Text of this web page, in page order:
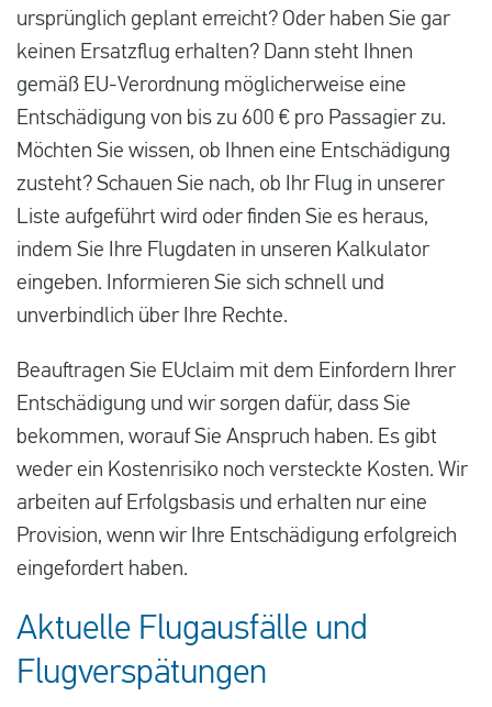
ursprünglich geplant erreicht? Oder haben Sie gar
keinen Ersatzflug erhalten? Dann steht Ihnen
gemäß EU-Verordnung möglicherweise eine
Entschädigung von bis zu 600 € pro Passagier zu.
Möchten Sie wissen, ob Ihnen eine Entschädigung
zusteht? Schauen Sie nach, ob Ihr Flug in unserer
Liste aufgeführt wird oder finden Sie es heraus,
indem Sie Ihre Flugdaten in unseren Kalkulator
eingeben. Informieren Sie sich schnell und
unverbindlich über Ihre Rechte.
Beauftragen Sie EUclaim mit dem Einfordern Ihrer
Entschädigung und wir sorgen dafür, dass Sie
bekommen, worauf Sie Anspruch haben. Es gibt
weder ein Kostenrisiko noch versteckte Kosten. Wir
arbeiten auf Erfolgsbasis und erhalten nur eine
Provision, wenn wir Ihre Entschädigung erfolgreich
eingefordert haben.
Aktuelle Flugausfälle und
Flugverspätungen